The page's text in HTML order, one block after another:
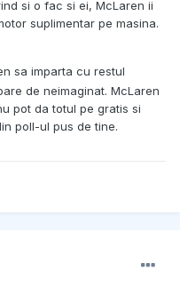
si o fac si ei, McLaren ii
suplimentar pe masina.
sa imparta cu restul
de neimaginat. McLaren
pot da totul pe gratis si
poll-ul pus de tine.